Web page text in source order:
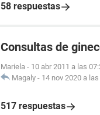
58 respuestas
Consultas de
Mariela - 10 abr 2011 a las
Magaly - 14 nov 2020 a
517 respuestas